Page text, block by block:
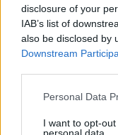
disclosure of your
IAB’s list of
also be disclosed by
Downstream
Personal Data
I want to opt-
Επειδή είναι
προσφερόμενες
νοσηλευτικές
που
ασφαλιστικές